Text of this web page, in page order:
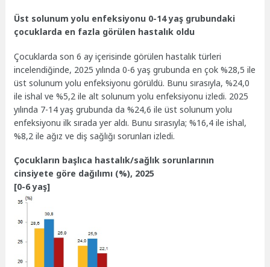
Üst solunum yolu enfeksiyonu 0-14 yaş grubundaki
çocuklarda en fazla görülen hastalık oldu
Çocuklarda son 6 ay içerisinde görülen hastalık türleri
incelendiğinde, 2025 yılında 0-6 yaş grubunda en çok %28,5 ile
üst solunum yolu enfeksiyonu görüldü. Bunu sırasıyla, %24,0
ile ishal ve %5,2 ile alt solunum yolu enfeksiyonu izledi. 2025
yılında 7-14 yaş grubunda da %24,6 ile üst solunum yolu
enfeksiyonu ilk sırada yer aldı. Bunu sırasıyla; %16,4 ile ishal,
%8,2 ile ağız ve diş sağlığı sorunları izledi.
Çocukların başlıca hastalık/sağlık sorunlarının
cinsiyete göre dağılımı (%), 2025
[0-6 yaş]